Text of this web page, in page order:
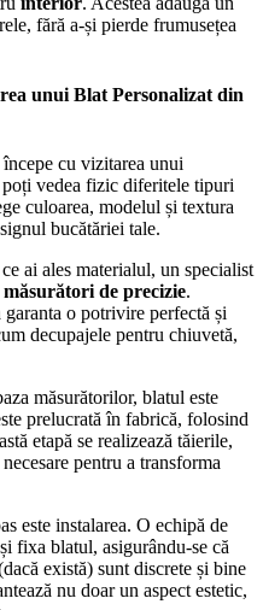
fără a-și pierde frumusețea
unui Blat Personalizat din
cu vizitarea unui
vedea fizic diferitele tipuri
culoarea, modelul și textura
bucătăriei tale.
ai ales materialul, un specialist
măsurători de precizie.
garanta o potrivire perfectă și
decupajele pentru chiuvetă,
măsurătorilor, blatul este
prelucrată în fabrică, folosind
etapă se realizează tăierile,
pentru a transforma
este instalarea. O echipă de
fixa blatul, asigurându-se că
există) sunt discrete și bine
nu doar un aspect estetic,